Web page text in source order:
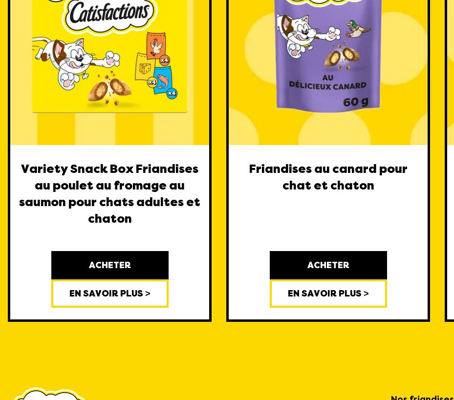
Variety Snack Box Friandises
au poulet au fromage au
saumon pour chats adultes et
chaton
ACHETER
EN SAVOIR PLUS >
Friandises au canard pour
chat et chaton
ACHETER
EN SAVOIR PLUS >